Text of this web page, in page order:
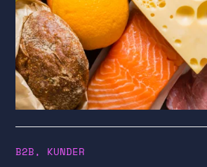
B2B, KUNDER